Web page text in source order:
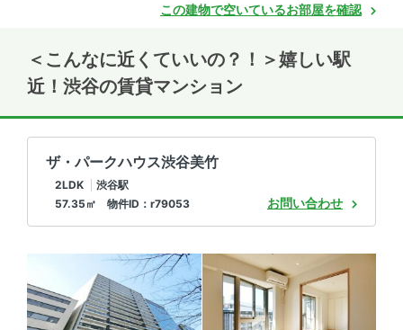
この建物で空いているお部屋を確認
＜こんなに近くていいの？！＞嬉しい駅
近！渋谷の賃貸マンション
ザ・パークハウス渋谷美竹
2LDK
渋谷駅
57.35㎡ 物件ID：r79053
お問い合わせ